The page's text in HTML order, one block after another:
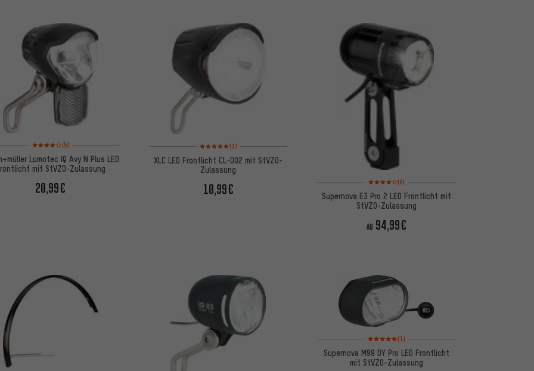
Bewertungen: 4 von 5 basierend auf 5 Bewertungen
(5)
Lumotec IQ Avy N Plus LED
mit StVZO-Zulassung
20,99€
Bewertungen: 5 von 5 basierend auf 1 Bewertungen
(1)
XLC LED Frontlicht CL-D02 mit StVZO-
Zulassung
10,99€
Bewertungen: 4 von 5 basierend auf 9 Bewertungen
(9)
Supernova E3 Pro 2 LED Frontlicht mit
StVZO-Zulassung
AB 94,99€
Bewertungen: 5 von 5 basierend auf 1 Bewertungen
(1)
Supernova M99 DY Pro LED Frontlicht
mit StVZO-Zulassung